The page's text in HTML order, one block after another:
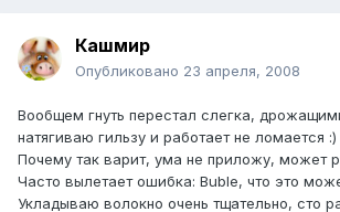
Кашмир
Опубликовано 23 апреля, 2008
Вообщем гнуть перестал слегка,
натягиваю гильзу и работает не ломается :)
Почему так варит, ума не приложу, может
Часто вылетает ошибка: Buble, что это
Укладываю волокно очень тщательно, сто